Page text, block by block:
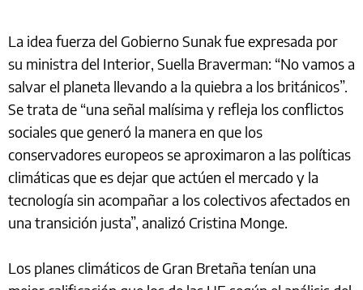
La idea fuerza del Gobierno Sunak fue expresada por
su ministra del Interior, Suella Braverman: “No vamos a
salvar el planeta llevando a la quiebra a los británicos”.
Se trata de “una señal malísima y refleja los conflictos
sociales que generó la manera en que los
conservadores europeos se aproximaron a las políticas
climáticas que es dejar que actúen el mercado y la
tecnología sin acompañar a los colectivos afectados en
una transición justa”, analizó Cristina Monge.
Los planes climáticos de Gran Bretaña tenían una